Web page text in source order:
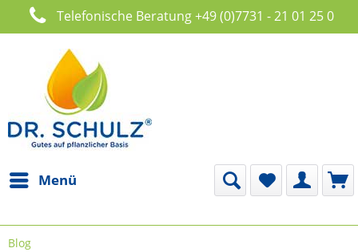
Telefonische Beratung +49 (0)7731 - 21 01 25 0
Menü
Blog